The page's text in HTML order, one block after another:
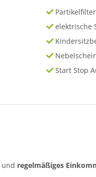
Partikelfilter
elektrische
Start Stop
und regelmäßiges